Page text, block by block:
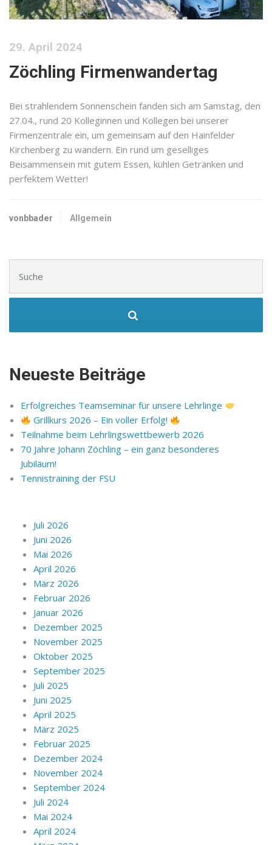
29. April 2024
Zöchling Firmenwandertag
Bei strahlendem Sonnenschein fanden sich am Samstag, den
27.04., rund 20 Kolleginnen und Kollegen bei unserer
Firmenzentrale ein, um gemeinsam auf den Hainfelder
Kirchenberg zu wandern. Ein rund um geselliges
Beisammensein mit gutem Essen, kühlen Getränken und
perfektem Wetter!
vonbbader Allgemein
Neueste Beiträge
Erfolgreiches Teamseminar für unsere Lehrlinge
Grillkurs 2026 – Ein voller Erfolg!
Teilnahme beim Lehrlingswettbewerb 2026
70 Jahre Johann Zöchling – ein ganz besonderes
Jubiläum!
Tennistraining der FSU
Juli 2026
Juni 2026
Mai 2026
April 2026
März 2026
Februar 2026
Januar 2026
Dezember 2025
November 2025
Oktober 2025
September 2025
Juli 2025
Juni 2025
April 2025
März 2025
Februar 2025
Dezember 2024
November 2024
September 2024
Juli 2024
Mai 2024
April 2024